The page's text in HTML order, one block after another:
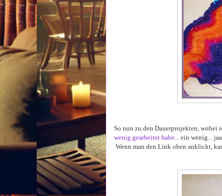
So nun zu den Dauerprojekten, wobei
wenig gearbeitet habe... ein wenig...
Wenn man den Link oben anklickt,